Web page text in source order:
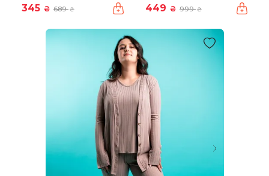
345 ₴ 689₴ 449 ₴ 999₴